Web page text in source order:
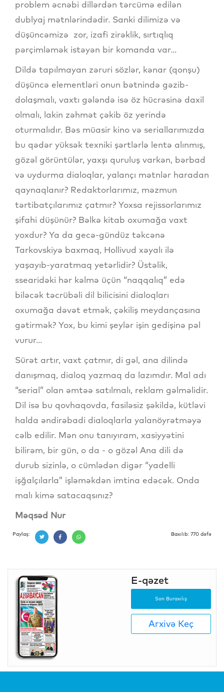
problem əcnəbi dillərdən tərcümə edilən
dublyaj mətnlərindədir. Sanki dilimizə və
düşüncəmizə zor, izafi zirəklik, sırtıqlıq
pərçimləmək istəyən bir komanda var...
Dildə tapılmayan zəruri sözlər, kənar (qonşu)
düşüncə elementləri onun bətnində gəzib-
dolaşmalı, vaxtı gələndə isə öz hücrəsinə daxil
olmalı, lakin zəhmət çəkib öz yerində
oturmalıdır. Bəs müasir kino və seriallarımızda
bu qədər yüksək texniki şərtlərlə lentə alınmış,
gözəl görüntülər, yaxşı quruluş varkən, bərbad
və uydurma dialoqlar, yalançı mətnlər haradan
qaynaqlanır? Redaktorlarımız, məzmun
tərtibatçılarımız çatmır? Yoxsa rejissorlarımız
şifahi düşünür? Bəlkə kitab oxumağa vaxt
yoxdur? Ya da gecə-gündüz təkcənə
Tarkovskiyə baxmaq, Hollivud xəyalı ilə
yaşayıb-yaratmaq yetərlidir? Üstəlik,
ssearidəki hər kəlmə üçün “naqqalıq” edə
biləcək təcrübəli dil bilicisini dialoqları
oxumağa dəvət etmək, çəkiliş meydançasına
gətirmək? Yox, bu kimi şeylər işin gedişinə pəl
vurur...
Sürət artır, vaxt çatmır, di gəl, ana dilində
danışmaq, dialoq yazmaq da lazımdır. Mal adı
“serial” olan əmtəə satılmalı, reklam gəlməlidir.
Dil isə bu qovhaqovda, fasiləsiz şəkildə, kütləvi
halda əndirəbadi dialoqlarla yalanöyrətməyə
cəlb edilir. Mən onu tanıyıram, xasiyyətini
bilirəm, bir gün, o da - o gözəl Ana dili də
durub sizinlə, o cümlədən digər “yadelli
işğalçılarla” işləməkdən imtina edəcək. Onda
malı kimə satacaqsınız?
Məqsəd Nur
Paylaş: Baxılıb: 770 dəfə
E-qəzet
Son Buraxılış
Arxivə Keç